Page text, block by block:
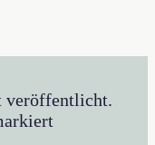
veröffentlicht.